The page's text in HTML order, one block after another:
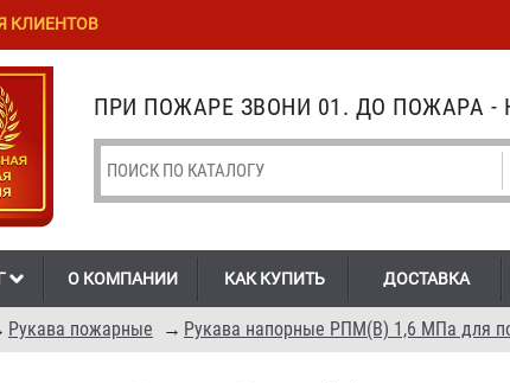
ПРИ ПОЖАРЕ ЗВОНИ 01. ДО ПОЖАРА -
О КОМПАНИИ КАК КУПИТЬ ДОСТАВКА
Рукава пожарные → Рукава напорные РПМ(В) 1,6 МПа для
КЛИЕНТОВ